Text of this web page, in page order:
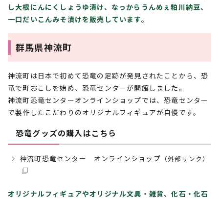
し大根にんにくしょうゆ漬け、なっからうんめぇ粕川納豆、
一口だいこんみそ漬けを販売しています。
群馬県神流町
神流町は日本で初めて恐竜の足跡が発見されたことから、恐
竜で町おこしを始め、恐竜センターが開館しました。
神流町恐竜センターオンラインショップでは、恐竜センター
で製作したこだわりのオリジナルフィギュアが自慢です。
恐竜グッズの購入はこちら
神流町恐竜センター オンラインショップ （外部リンク）
オリジナルフィギュアやオリジナル文具・雑貨、化石・化石